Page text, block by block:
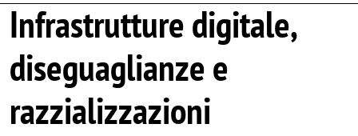
Infrastrutture digitale,
diseguaglianze e
razzializzazioni